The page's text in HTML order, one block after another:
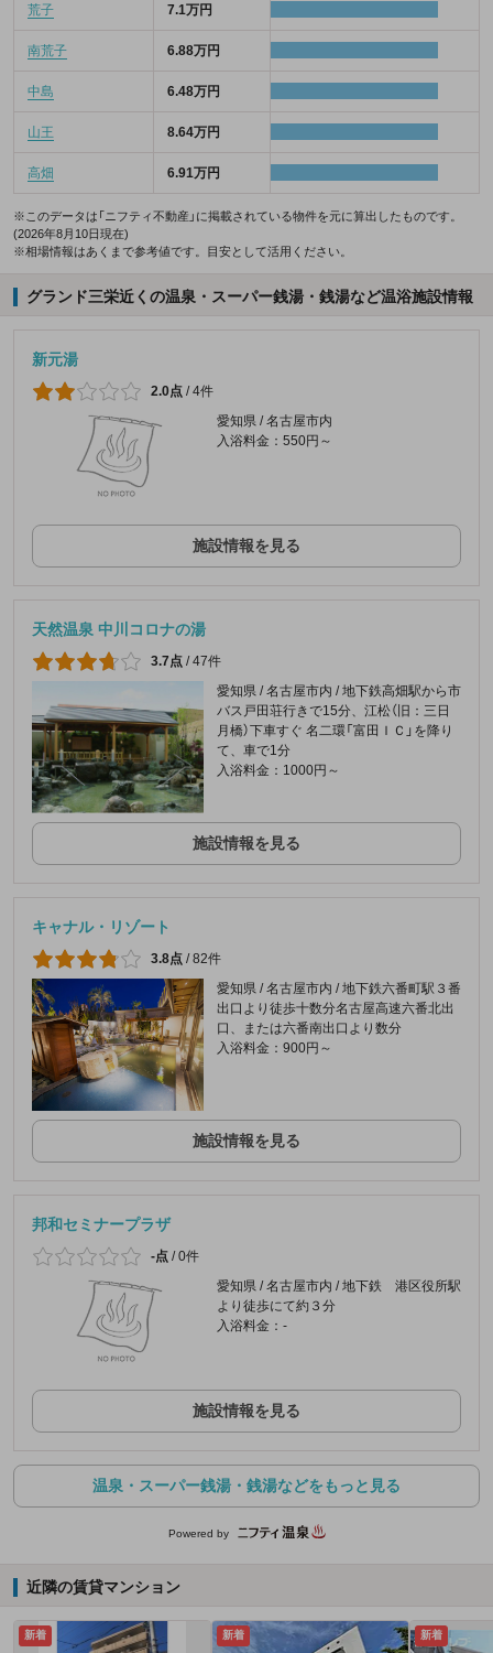
荒子 7.1万円
南荒子 6.88万円
中島 6.48万円
山王 8.64万円
高畑 6.91万円
※このデータは「ニフティ不動産」に掲載されている物件を元に算出したものです。
(2026年8月10日現在)
※相場情報はあくまで参考値です。目安として活用ください。
グランド三栄近くの温泉・スーパー銭湯・銭湯など温浴施設情報
新元湯
2.0点 /4件
愛知県 / 名古屋市内
入浴料金：550円～
施設情報を見る
天然温泉 中川コロナの湯
3.7点 /47件
愛知県 / 名古屋市内 / 地下鉄高畑駅から市
バス戸田荘行きで15分、江松（旧：三日
月橋）下車すぐ 名二環「富田ＩＣ」を降り
て、車で1分
入浴料金：1000円～
施設情報を見る
キャナル・リゾート
3.8点 /82件
愛知県 / 名古屋市内 / 地下鉄六番町駅３番
出口より徒歩十数分名古屋高速六番北出
口、または六番南出口より数分
入浴料金：900円～
施設情報を見る
邦和セミナープラザ
-点 /0件
愛知県 / 名古屋市内 / 地下鉄 港区役所駅
より徒歩にて約３分
入浴料金：-
施設情報を見る
温泉・スーパー銭湯・銭湯などをもっと見る
Powered by
近隣の賃貸マンション
新着 新着 新着